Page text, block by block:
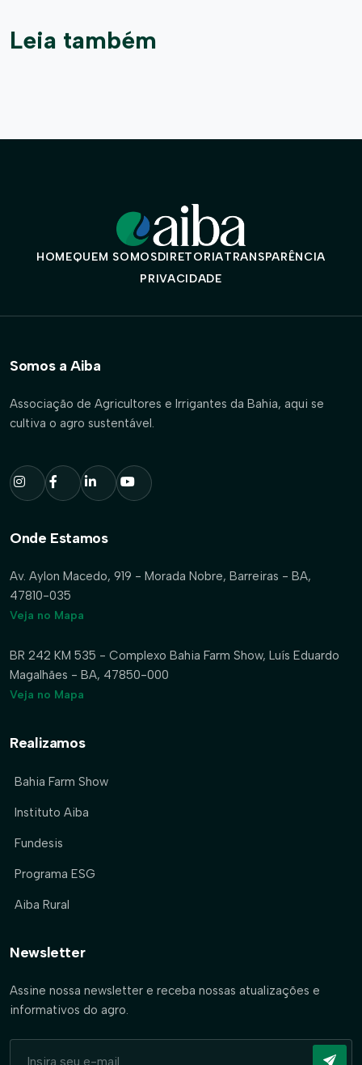
Leia também
HOMEQUEM SOMOSDIRETORIATRANSPARÊNCIA
PRIVACIDADE
Somos a Aiba
Associação de Agricultores e Irrigantes da Bahia, aqui se
cultiva o agro sustentável.
Onde Estamos
Av. Aylon Macedo, 919 - Morada Nobre, Barreiras - BA,
47810-035
Veja no Mapa
BR 242 KM 535 - Complexo Bahia Farm Show, Luís Eduardo
Magalhães - BA, 47850-000
Veja no Mapa
Realizamos
Bahia Farm Show
Instituto Aiba
Fundesis
Programa ESG
Aiba Rural
Newsletter
Assine nossa newsletter e receba nossas atualizações e
informativos do agro.